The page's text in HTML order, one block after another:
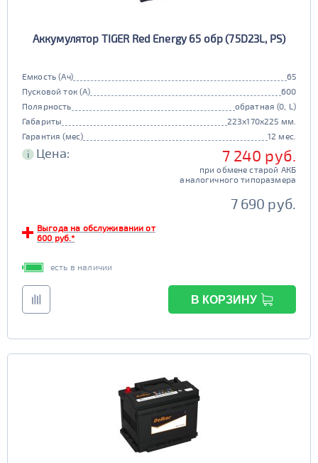
Аккумулятор TIGER Red Energy 65 обр (75D23L, PS)
Емкость (Ач)
65
Пусковой ток (А)
600
Полярность
обратная (0, L)
Габариты
223x170x225 мм.
Гарантия (мес)
12 мес.
i Цена: 7 240 руб.
при обмене старой АКБ
аналогичного типоразмера
7 690 руб.
Выгода на обслуживании от
600 руб.*
есть в наличии
В КОРЗИНУ